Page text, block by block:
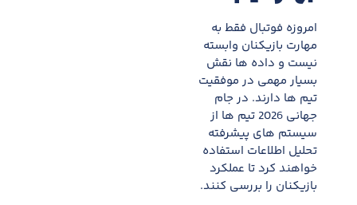
امروزه فوتبال فقط به
مهارت بازیکنان وابسته
نیست و داده ها نقش
بسیار مهمی در موفقیت
تیم ها دارند. در جام
جهانی 2026 تیم ها از
سیستم های پیشرفته
تحلیل اطلاعات استفاده
خواهند کرد تا عملکرد
بازیکنان را بررسی کنند.